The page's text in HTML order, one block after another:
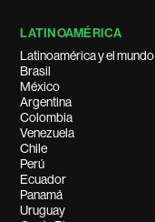
LATINOAMÉRICA
Latinoamérica y el mundo
Brasil
México
Argentina
Colombia
Venezuela
Chile
Perú
Ecuador
Panamá
Uruguay